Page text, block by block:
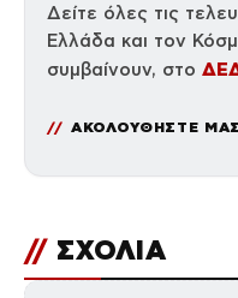
Δείτε όλες τις
Ελλάδα και τον
συμβαίνουν, στο
ΑΚΟΛΟΥΘΗΣΤΕ ΜΑΣ
// ΣΧΟΛΙΑ